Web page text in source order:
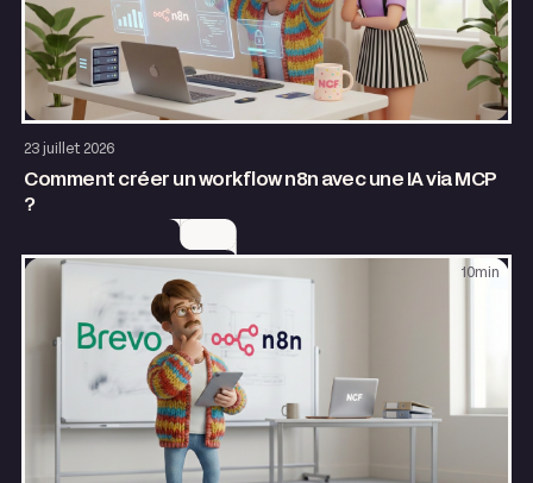
23 juillet 2026
Comment créer un workflow n8n avec une IA via MCP
?
10 min